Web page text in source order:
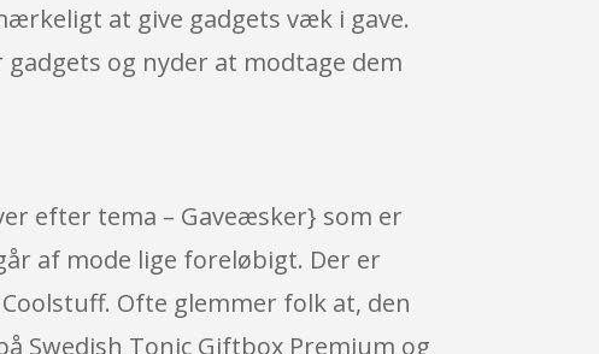
at give gadgets væk i gave.
og nyder at modtage dem
efter tema – Gaveæsker} som er
af mode lige foreløbigt. Der er
Ofte glemmer folk at, den
Swedish Tonic Giftbox Premium og